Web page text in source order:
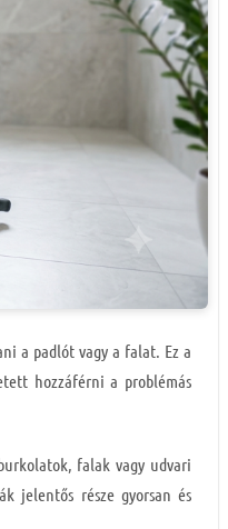
a padlót vagy a falat. Ez a
hozzáférni a problémás
falak vagy udvari
jelentős része gyorsan és